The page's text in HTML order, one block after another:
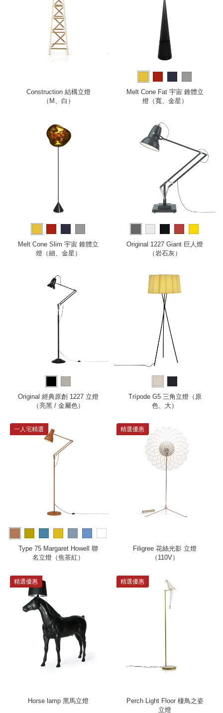
Construction 結構立燈
（M、白）
Melt Cone Fat 宇宙 錐體立
燈（寬、金星）
Melt Cone Slim 宇宙 錐體立
燈（細、金星）
Original 1227 Giant 巨人燈
（岩石灰）
Original 經典原創 1227 立燈
（亮黑 / 金屬色）
Trípode G5 三角立燈（原
色、大）
一人宅精選
more
Type 75 Margaret Howell 聯
名立燈（焦茶紅）
精選優惠
Filigree 花絲光影 立燈
（110V）
精選優惠
Horse lamp 黑馬立燈
精選優惠
Perch Light Floor 棲鳥之姿
立燈